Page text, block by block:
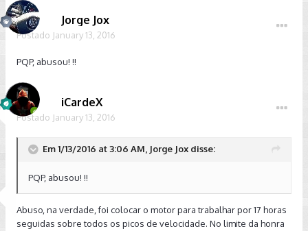
forma (viadutos, tesourinhas, reversão de faixa, etc),
além do mais a topografia do DF é praticamente plana.
Trafegar pelo DF é quase que análogo está dirigindo
Jorge Jox
Postado January 13, 2016
PQP, abusou! !!
iCardeX
Postado January 13, 2016
Em 1/13/2016 at 3:06 AM, Jorge Jox disse:
PQP, abusou! !!
Abuso, na verdade, foi colocar o motor para trabalhar por 17 horas
seguidas sobre todos os picos de velocidade. No limite da honra